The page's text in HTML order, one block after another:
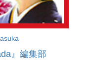
』編集部